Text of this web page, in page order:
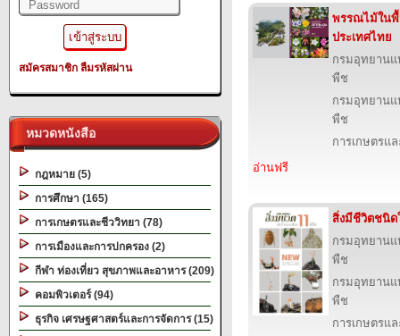
สมัครสมาชิก ลืมรหัสผ่าน
หมวดหนังสือ
กฎหมาย (5)
การศึกษา (165)
การเกษตรและชีววิทยา (78)
การเมืองและการปกครอง (2)
กีฬา ท่องเที่ยว สุขภาพและอาหาร (209)
คอมพิวเตอร์ (94)
ธุรกิจ เศรษฐศาสตร์และการจัดการ (15)
พรรณไม้ใน
ประเทศไทย
กรมอุทยาน
พืช
กรมอุทยาน
พืช
การเกษตรแ
อ่านฟรี
สิ่งมีชีวิตชนิด
กรมอุทยาน
พืช
กรมอุทยาน
พืช
การเกษตรแ